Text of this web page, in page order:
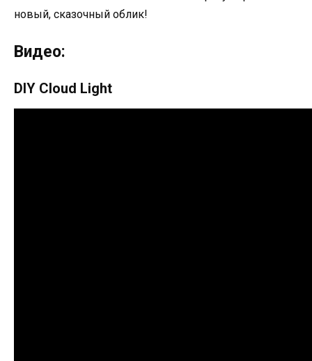
новый, сказочный облик!
Видео:
DIY Cloud Light